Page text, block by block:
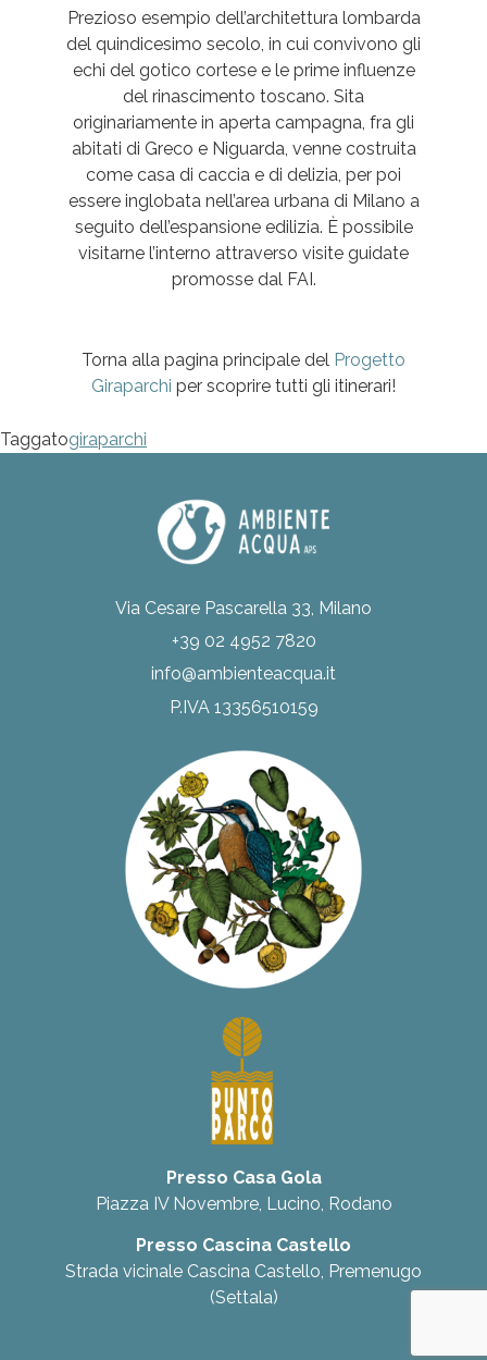
Prezioso esempio dell’architettura lombarda
del quindicesimo secolo, in cui convivono gli
echi del gotico cortese e le prime influenze
del rinascimento toscano. Sita
originariamente in aperta campagna, fra gli
abitati di Greco e Niguarda, venne costruita
come casa di caccia e di delizia, per poi
essere inglobata nell’area urbana di Milano a
seguito dell’espansione edilizia. È possibile
visitarne l’interno attraverso visite guidate
promosse dal FAI.
Torna alla pagina principale del Progetto
Giraparchi per scoprire tutti gli itinerari!
Taggatogiraparchi
Via Cesare Pascarella 33, Milano
+39 02 4952 7820
info@ambienteacqua.it
P.IVA 13356510159
Presso Casa Gola
Piazza IV Novembre, Lucino, Rodano
Presso Cascina Castello
Strada vicinale Cascina Castello, Premenugo
(Settala)